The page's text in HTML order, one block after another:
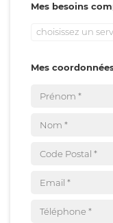
Mes besoins
choisissez un
Mes